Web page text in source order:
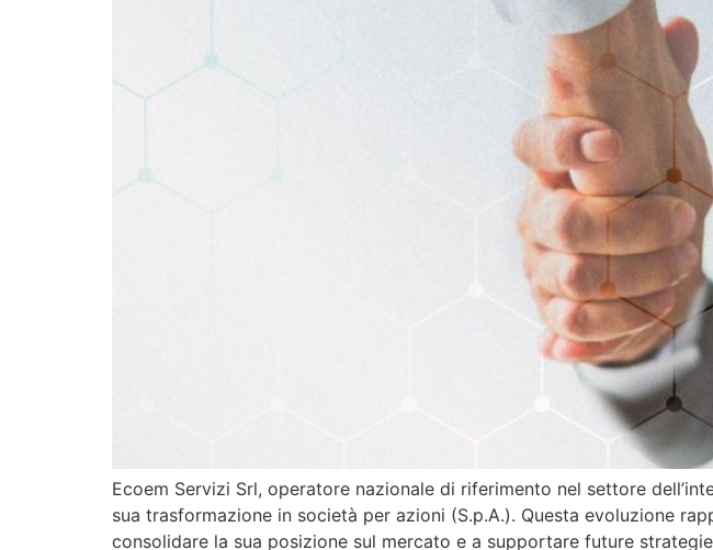
Ecoem Servizi Srl, operatore nazionale di riferimento nel settore
sua trasformazione in società per azioni (S.p.A.). Questa evoluzione
consolidare la sua posizione sul mercato e a supportare future